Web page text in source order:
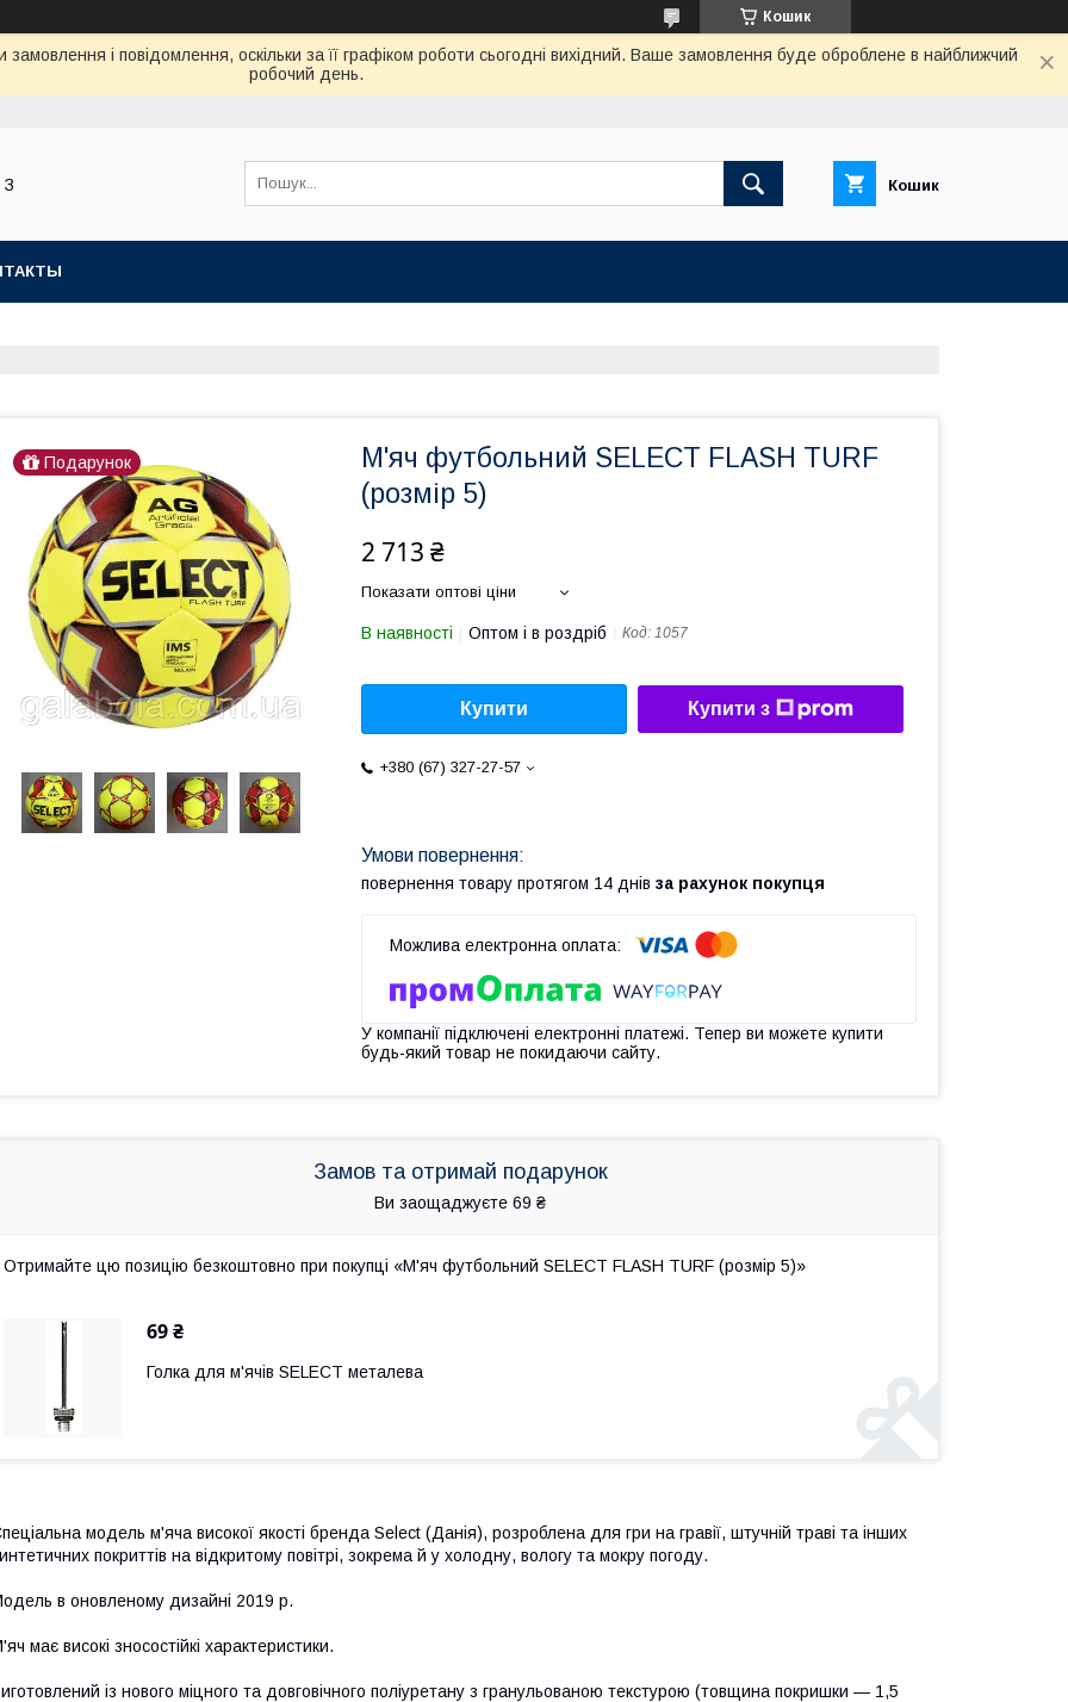
Кошик
і повідомлення, оскільки за її графіком роботи сьогодні вихідний. Ваше замовлення буде оброблене в найближчий
робочий день.
Кошик
Подарунок
М'яч футбольний SELECT FLASH TURF
(розмір 5)
2 713 ₴
Показати оптові ціни
В наявності Оптом і в роздріб Код: 1057
Купити Купити з
+380 (67) 327-27-57
повернення товару протягом 14 днів за рахунок покупця
У компанії підключені електронні платежі. Тепер ви можете купити
будь-який товар не покидаючи сайту.
Замов та отримай подарунок
Ви заощаджуєте 69 ₴
Отримайте цю позицію безкоштовно при покупці «М'яч футбольний SELECT FLASH TURF (розмір 5)»
69 ₴
Голка для м'ячів SELECT металева
модель м'яча високої якості бренда Select (Данія), розроблена для гри на гравії, штучній траві та інших
покриттів на відкритому повітрі, зокрема й у холодну, вологу та мокру погоду.
в оновленому дизайні 2019 р.
має високі зносостійкі характеристики.
із нового міцного та довговічного поліуретану з гранульованою текстурою (товщина покришки — 1,5